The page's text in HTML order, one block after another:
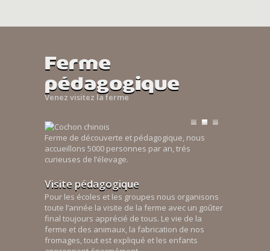
Ferme
pédagogique
Venez visitez la ferme
Ferme de découverte et pédagogique, nous
accueillons 5000 personnes par an, trés
curieuses de l’élevage.
Visite pédagogique
Pour les écoles et les groupes nous organisons
toute l’année la visite de la ferme avec un goûter
final toujours apprécié de tous. Le vie de la
ferme et des animaux, la fabrication de nos
fromages, tout est expliqué et les enfants